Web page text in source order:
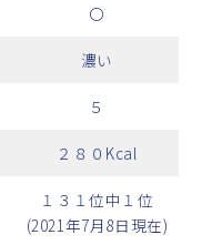
〇
濃い
５
２８０Kcal
１３１位中１位
(2021年7月8日現在)